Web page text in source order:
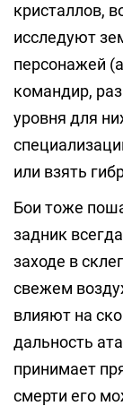
кристаллов,
исследуют
персонажей
командир,
уровня для
или взять
Бои тоже
задник
заходе в
свежем
влияют на
дальность
принимает
смерти его